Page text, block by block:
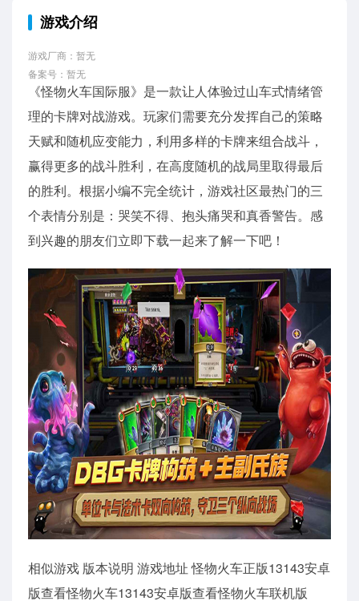
游戏介绍
游戏厂商：暂无
备案号：暂无
《怪物火车国际服》是一款让人体验过山车式情绪管
理的卡牌对战游戏。玩家们需要充分发挥自己的策略
天赋和随机应变能力，利用多样的卡牌来组合战斗，
赢得更多的战斗胜利，在高度随机的战局里取得最后
的胜利。根据小编不完全统计，游戏社区最热门的三
个表情分别是：哭笑不得、抱头痛哭和真香警告。感
到兴趣的朋友们立即下载一起来了解一下吧！
相似游戏 版本说明 游戏地址 怪物火车正版13143安卓
版查看怪物火车13143安卓版查看怪物火车联机版